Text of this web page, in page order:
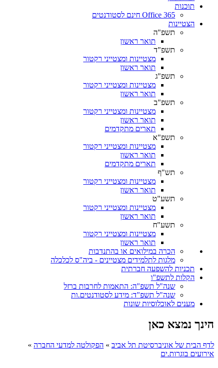
תוכנות
Office 365 חינם לסטודנטים
הצטיינות
תשפ"ה
תואר ראשון
תשפ"ד
מצטיינות ומצטייני רקטור
תואר ראשון
תשפ"ג
מצטיינות ומצטייני רקטור
תואר ראשון
תשפ"ב
מצטיינות ומצטייני רקטור
תואר ראשון
תארים מתקדמים
תשפ"א
מצטיינות ומצטייני רקטור
תואר ראשון
תארים מתקדמים
תש"ף
מצטיינות ומצטייני רקטור
תואר ראשון
תשע"ט
מצטיינות ומצטייני רקטור
תואר ראשון
תשע"ח
מצטיינות ומצטייני רקטור
תואר ראשון
הכרה במילואים או בהתנדבות
מלגות לתלמידים מצטיינים - ביה"ס לכלכלה
תכניות להשפעה חברתית
הקלות לתשפ"ו
שנה"ל תשפ"ה: התאמות לחרבות ברזל
שנה"ל תשפ"ד: מידע לסטודנטים.ות
מענים לאוכלוסיות שונות
הינך נמצא כאן
לדף הבית של אוניברסיטת תל אביב » הפקולטה למדעי החברה »
אירועים בוגרות.ים